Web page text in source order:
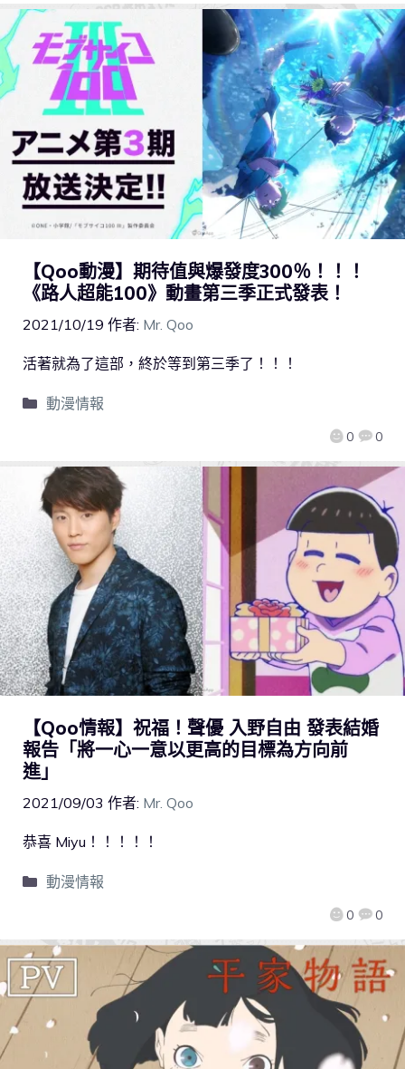
【Qoo動漫】期待值與爆發度300％！！！
《路人超能100》動畫第三季正式發表！
2021/10/19 作者: Mr. Qoo
0 0
活著就為了這部，終於等到第三季了！！！
動漫情報
【Qoo情報】祝福！聲優 入野自由 發表結婚
報告「將一心一意以更高的目標為方向前
進」
2021/09/03 作者: Mr. Qoo
0 0
恭喜 Miyu！！！！！
動漫情報